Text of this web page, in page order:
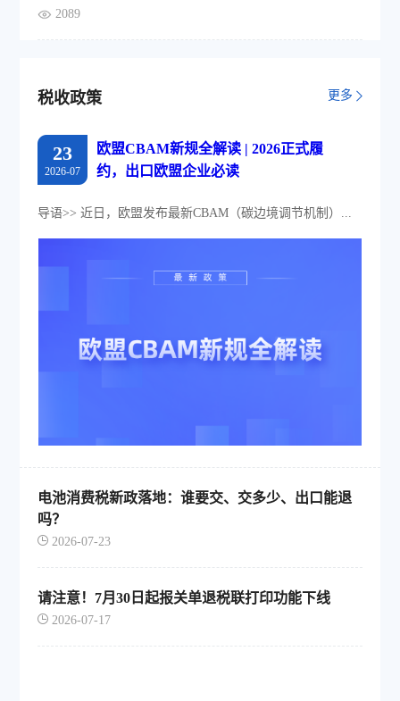
2089
税收政策 更多
23
2026-07
欧盟CBAM新规全解读 | 2026正式履
约，出口欧盟企业必读
导语>> 近日，欧盟发布最新CBAM（碳边境调节机制）...
电池消费税新政落地：谁要交、交多少、出口能退
吗？
2026-07-23
请注意！7月30日起报关单退税联打印功能下线
2026-07-17